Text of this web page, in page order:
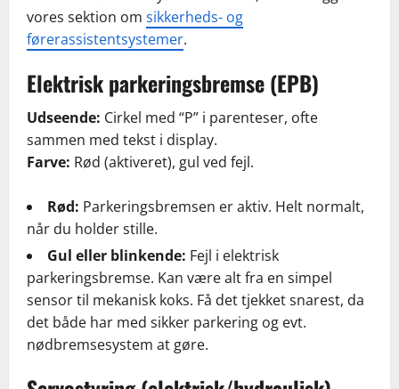
vores sektion om sikkerheds- og
førerassistentsystemer.
Elektrisk parkeringsbremse (EPB)
Udseende: Cirkel med “P” i parenteser, ofte
sammen med tekst i display.
Farve: Rød (aktiveret), gul ved fejl.
Rød: Parkeringsbremsen er aktiv. Helt normalt,
når du holder stille.
Gul eller blinkende: Fejl i elektrisk
parkeringsbremse. Kan være alt fra en simpel
sensor til mekanisk koks. Få det tjekket snarest, da
det både har med sikker parkering og evt.
nødbremsesystem at gøre.